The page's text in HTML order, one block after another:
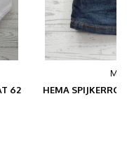
62 HEMA